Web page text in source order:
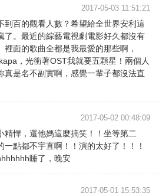
2017-05-03 11:51:21
到百的觀看人數？希望給全世界安利這
了。最近的綜藝電視劇電影好久都沒有
裡面的歌曲全都是我最愛的那些啊，
，光衝著OST我就要五顆星！兩個人
真是名不副實啊，感覺一輩子都沒法直
2017-05-02 00:48:09
精悍，還他媽這麼搞笑！！坐等第二
一點都不宇直啊！！演的太好了！！！
睡了，晚安
2017-05-01 15:53:35